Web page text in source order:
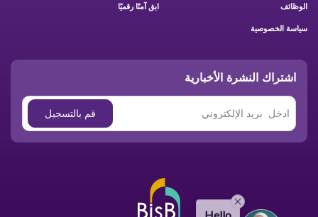
الوظائف ابق آمنًا رقميًا
سياسة الخصوصية
اشتراك النشرة الأخبارية
Hello